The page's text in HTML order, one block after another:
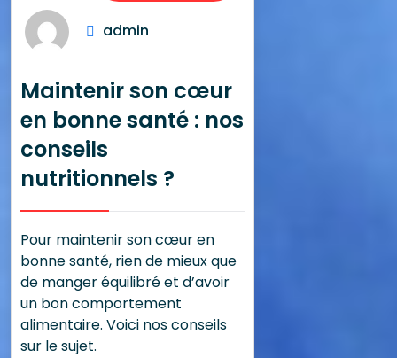
admin
Maintenir son cœur
en bonne santé : nos
conseils
nutritionnels ?
Pour maintenir son cœur en
bonne santé, rien de mieux que
de manger équilibré et d’avoir
un bon comportement
alimentaire. Voici nos conseils
sur le sujet.